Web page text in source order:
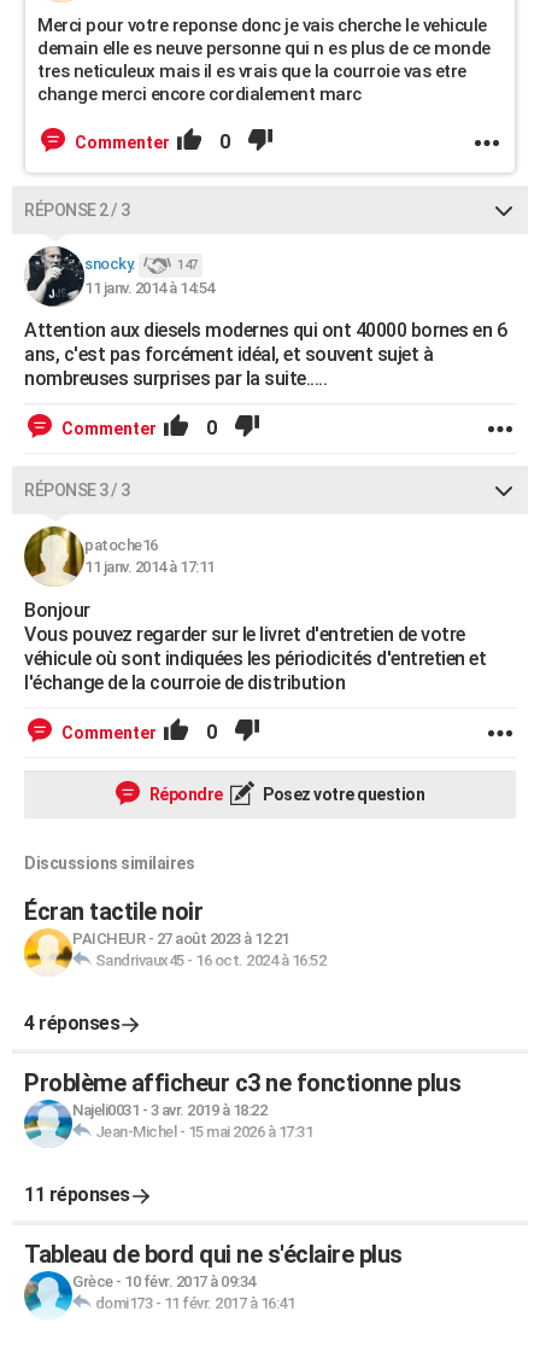
Merci pour votre reponse donc je vais cherche le vehicule
demain elle es neuve personne qui n es plus de ce monde
tres neticuleux mais il es vrais que la courroie vas etre
change merci encore cordialement marc
Commenter 0
RÉPONSE 2 / 3
snocky. 147
11 janv. 2014 à 14:54
Attention aux diesels modernes qui ont 40000 bornes en 6
ans, c'est pas forcément idéal, et souvent sujet à
nombreuses surprises par la suite.....
Commenter 0
RÉPONSE 3 / 3
patoche16
11 janv. 2014 à 17:11
Bonjour
Vous pouvez regarder sur le livret d'entretien de votre
véhicule où sont indiquées les périodicités d'entretien et
l'échange de la courroie de distribution
Commenter 0
Répondre Posez votre question
Discussions similaires
Écran tactile noir
PAICHEUR- 27 août 2023 à 12:21
Sandrivaux45- 16 oct. 2024 à 16:52
4 réponses
Problème afficheur c3 ne fonctionne plus
Najeli0031 - 3 avr. 2019 à 18:22
Jean-Michel - 15 mai 2026 à 17:31
11 réponses
Tableau de bord qui ne s'éclaire plus
Grèce- 10 févr. 2017 à 09:34
domi173- 11 févr. 2017 à 16:41